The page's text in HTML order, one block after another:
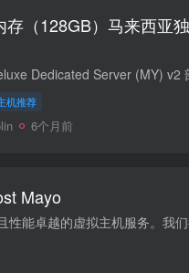
存（128GB）马来西亚
机推荐
6个月前
Mayo